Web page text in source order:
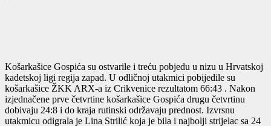
Košarkašice Gospića su ostvarile i treću pobjedu u nizu u Hrvatskoj
kadetskoj ligi regija zapad. U odličnoj utakmici pobijedile su
košarkašice ŽKK ARX-a iz Crikvenice rezultatom 66:43 . Nakon
izjednačene prve četvrtine košarkašice Gospića drugu četvrtinu
dobivaju 24:8 i do kraja rutinski održavaju prednost. Izvrsnu
utakmicu odigrala je Lina Strilić koja je bila i najbolji strijelac sa 24